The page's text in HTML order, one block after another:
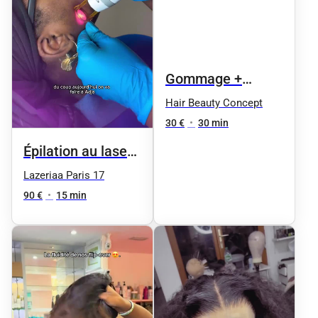
Épilation au laser
du visage - Visage
entier
Lazeriaa Paris 17
90 € • 15 min
Gommage +
masque éclat
express
Hair Beauty Concept
30 € • 30 min